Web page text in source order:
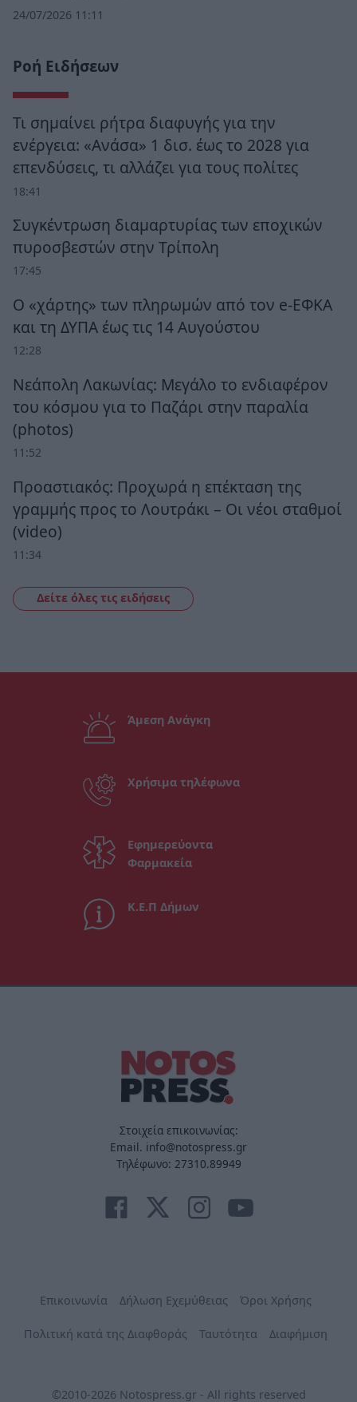
24/07/2026 11:11
Ροή Ειδήσεων
Τι σημαίνει ρήτρα διαφυγής για την
ενέργεια: «Ανάσα» 1 δισ. έως το 2028 για
επενδύσεις, τι αλλάζει για τους πολίτες
18:41
Συγκέντρωση διαμαρτυρίας των εποχικών
πυροσβεστών στην Τρίπολη
17:45
Ο «χάρτης» των πληρωμών από τον e-ΕΦΚΑ
και τη ΔΥΠΑ έως τις 14 Αυγούστου
12:28
Νεάπολη Λακωνίας: Μεγάλο το ενδιαφέρον
του κόσμου για το Παζάρι στην παραλία
(photos)
11:52
Προαστιακός: Προχωρά η επέκταση της
γραμμής προς το Λουτράκι – Οι νέοι σταθμοί
(video)
11:34
Δείτε όλες τις ειδήσεις
Άμεση Ανάγκη
Χρήσιμα τηλέφωνα
Εφημερεύοντα
Φαρμακεία
Κ.Ε.Π Δήμων
Στοιχεία επικοινωνίας:
Email. info@notospress.gr
Τηλέφωνο: 27310.89949
Επικοινωνία Δήλωση Εχεμύθειας Όροι Χρήσης
Πολιτική κατά της Διαφθοράς Ταυτότητα Διαφήμιση
©2010-2026 Notospress.gr - All rights reserved